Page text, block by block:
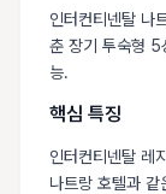
고 있어 이동이
을 제공합니다.
인터컨티넨탈 나
춘 장기 투숙형 5
능.
핵심 특징
인터컨티넨탈 레
나트랑 호텔과 같